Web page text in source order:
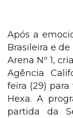
Após a
Brasileira e
Arena Nº 1,
Agência
feira (29)
Hexa. A
partida da